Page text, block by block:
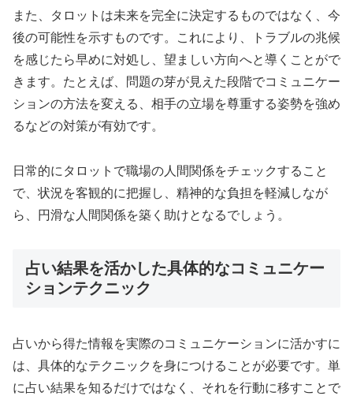
また、タロットは未来を完全に決定するものではなく、今
後の可能性を示すものです。これにより、トラブルの兆候
を感じたら早めに対処し、望ましい方向へと導くことがで
きます。たとえば、問題の芽が見えた段階でコミュニケー
ションの方法を変える、相手の立場を尊重する姿勢を強め
るなどの対策が有効です。
日常的にタロットで職場の人間関係をチェックすること
で、状況を客観的に把握し、精神的な負担を軽減しなが
ら、円滑な人間関係を築く助けとなるでしょう。
占い結果を活かした具体的なコミュニケー
ションテクニック
占いから得た情報を実際のコミュニケーションに活かすに
は、具体的なテクニックを身につけることが必要です。単
に占い結果を知るだけではなく、それを行動に移すことで